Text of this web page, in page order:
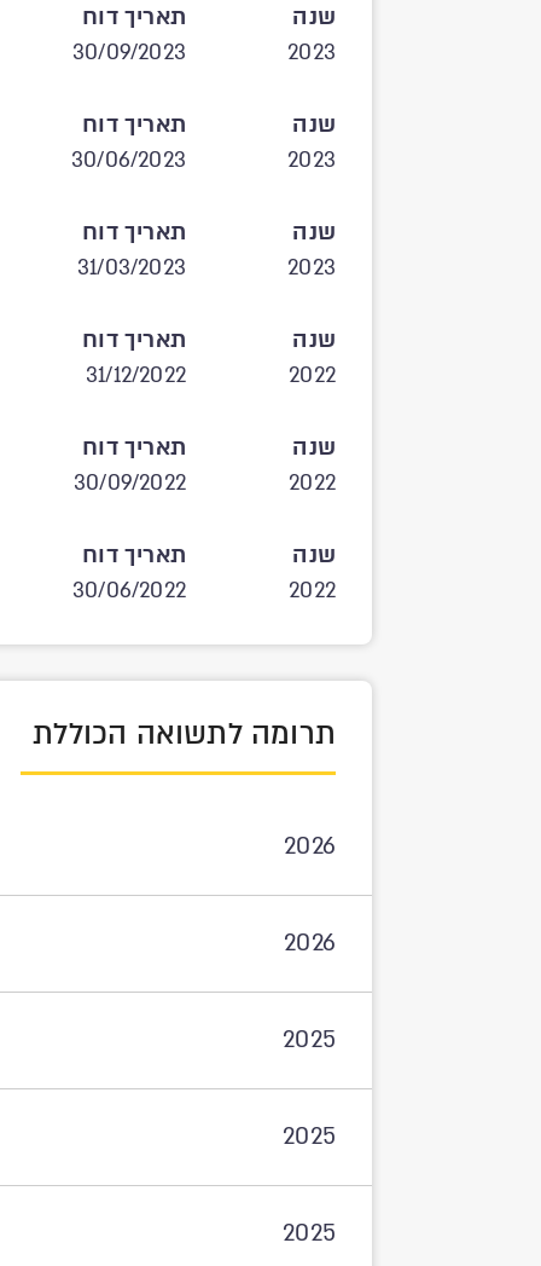
שנה
2023
תאריך דוח
30/09/2023
שנה
2023
תאריך דוח
30/06/2023
שנה
2023
תאריך דוח
31/03/2023
שנה
2022
תאריך דוח
31/12/2022
שנה
2022
תאריך דוח
30/09/2022
שנה
2022
תאריך דוח
30/06/2022
תרומה לתשואה הכוללת
2026
2026
2025
2025
2025